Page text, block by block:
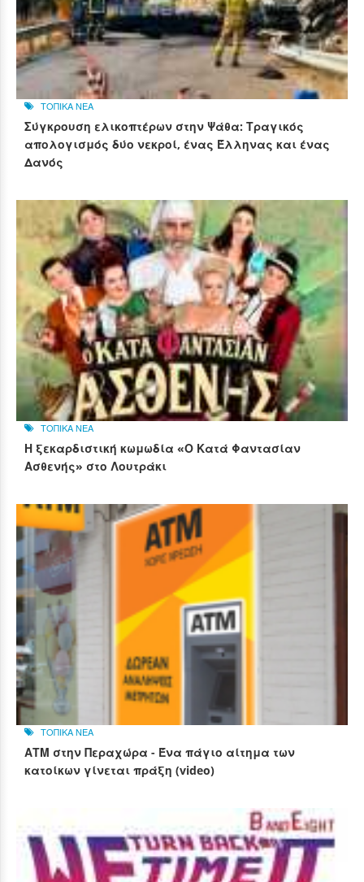
ΤΟΠΙΚΑ ΝΕΑ
Σύγκρουση ελικοπτέρων στην Ψάθα: Τραγικός
απολογισμός δύο νεκροί, ένας Έλληνας και ένας
Δανός
ΤΟΠΙΚΑ ΝΕΑ
Η ξεκαρδιστική κωμωδία «Ο Κατά Φαντασίαν
Ασθενής» στο Λουτράκι
ΤΟΠΙΚΑ ΝΕΑ
ΑΤΜ στην Περαχώρα - Ένα πάγιο αίτημα των
κατοίκων γίνεται πράξη (video)